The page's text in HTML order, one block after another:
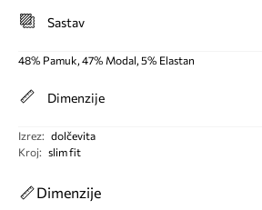
Sastav
48% Pamuk, 47% Modal, 5% Elastan
Dimenzije
Izrez: dolčevita
Kroj: slim fit
Dimenzije